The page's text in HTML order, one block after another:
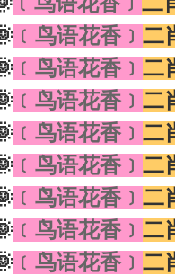
﹝鸟语花香﹞ 二
﹝鸟语花香﹞ 二
﹝鸟语花香﹞ 二
﹝鸟语花香﹞ 二
﹝鸟语花香﹞ 二
﹝鸟语花香﹞ 二
﹝鸟语花香﹞ 二
﹝鸟语花香﹞ 二